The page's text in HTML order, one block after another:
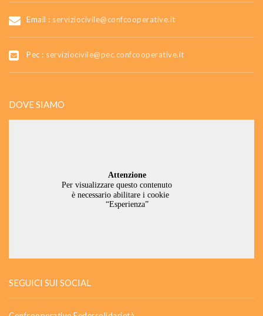
Email : serviziocivile@confcooperative.it
Pec : serviziocivile@pec.confcooperative.it
DOVE SIAMO
SEGUICI SUI SOCIAL